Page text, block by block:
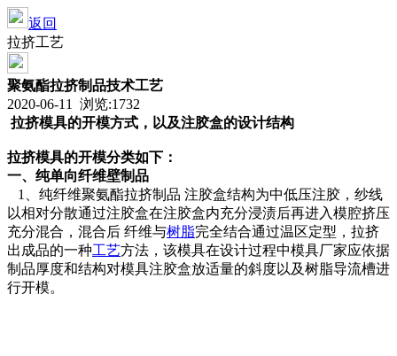
返回
拉挤工艺
聚氨酯拉挤制品技术工艺
2020-06-11 浏览:1732
拉挤模具的开模方式，以及注胶盒的设计结构
拉挤模具的开模分类如下：
一、纯单向纤维壁制品
1、纯纤维聚氨酯拉挤制品 注胶盒结构为中低压注胶，纱线
以相对分散通过注胶盒在注胶盒内充分浸渍后再进入模腔挤压
充分混合，混合后 纤维与树脂完全结合通过温区定型，拉挤
出成品的一种工艺方法，该模具在设计过程中模具厂家应依据
制品厚度和结构对模具注胶盒放适量的斜度以及树脂导流槽进
行开模。